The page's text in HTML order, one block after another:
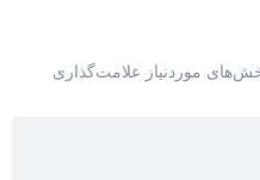
موردنیاز علامت‌گذاری